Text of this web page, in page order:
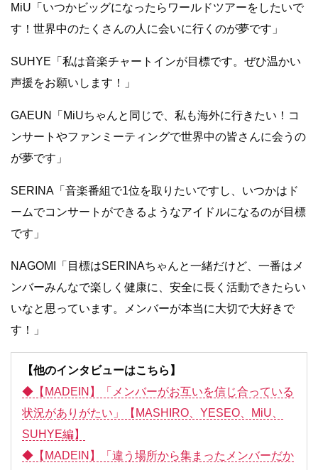
MiU「いつかビッグになったらワールドツアーをしたいで
す！世界中のたくさんの人に会いに行くのが夢です」
SUHYE「私は音楽チャートインが目標です。ぜひ温かい
声援をお願いします！」
GAEUN「MiUちゃんと同じで、私も海外に行きたい！コ
ンサートやファンミーティングで世界中の皆さんに会うの
が夢です」
SERINA「音楽番組で1位を取りたいですし、いつかはド
ームでコンサートができるようなアイドルになるのが目標
です」
NAGOMI「目標はSERINAちゃんと一緒だけど、一番はメ
ンバーみんなで楽しく健康に、安全に長く活動できたらい
いなと思っています。メンバーが本当に大切で大好きで
す！」
【他のインタビューはこちら】
◆【MADEIN】「メンバーがお互いを信じ合っている
状況がありがたい」【MASHIRO、YESEO、MiU、
SUHYE編】
◆【MADEIN】「違う場所から集まったメンバーだか